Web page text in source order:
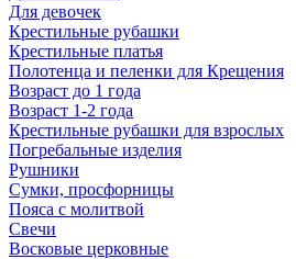
Для девочек
Крестильные рубашки
Крестильные платья
Полотенца и пеленки для Крещения
Возраст до 1 года
Возраст 1-2 года
Крестильные рубашки для взрослых
Погребальные изделия
Рушники
Сумки, просфорницы
Пояса с молитвой
Свечи
Восковые церковные